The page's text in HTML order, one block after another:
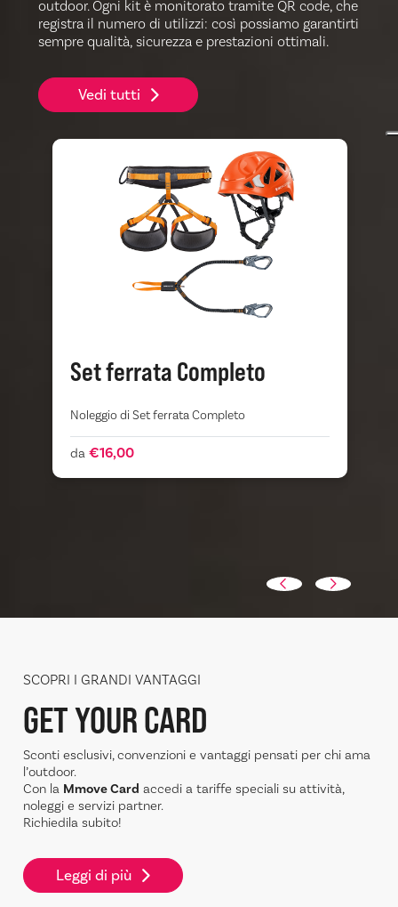
outdoor. Ogni kit è monitorato tramite QR code, che
registra il numero di utilizzi: così possiamo garantirti
sempre qualità, sicurezza e prestazioni ottimali.
Vedi tutti
Set ferrata Completo
Noleggio di Set ferrata Completo
da€16,00
SCOPRI I GRANDI VANTAGGI
GET YOUR CARD
Sconti esclusivi, convenzioni e vantaggi pensati per chi ama
l’outdoor.
Con la Mmove Card accedi a tariffe speciali su attività,
noleggi e servizi partner.
Richiedila subito!
Leggi di più